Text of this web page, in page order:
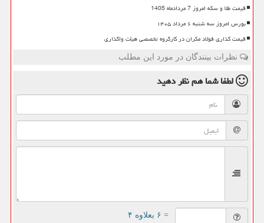
قیمت طلا و سکه امروز 7 مردادماه 1405
بورس امروز سه شنبه ۶ مرداد ۱۴۰۵
قیمت گذاری فولاد مکران در کارگروه تخصصی هیأت واگذاری
نظرات بینندگان در مورد این مطلب
لطفا شما همنظر دهید
= ۶ بعلاوه ۴